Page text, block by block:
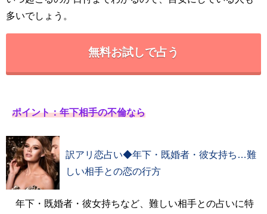
多いでしょう。
無料お試しで占う
ポイント：年下相手の不倫なら
訳アリ恋占い◆年下・既婚者・彼女持ち…難
しい相手との恋の行方
年下・既婚者・彼女持ちなど、難しい相手との占いに特